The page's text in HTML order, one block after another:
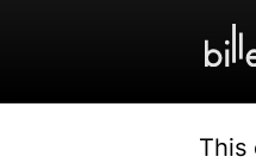
This